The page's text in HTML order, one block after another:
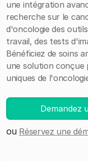
une intégration
recherche sur le
d'oncologie des
travail, des tests
Bénéficiez de soins
une solution conçue
uniques de
Demandez
ou Réservez une